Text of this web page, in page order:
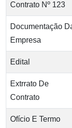
Contrato Nº 123
Documentação
Empresa
Edital
Extrrato De
Contrato
Ofício E Termo